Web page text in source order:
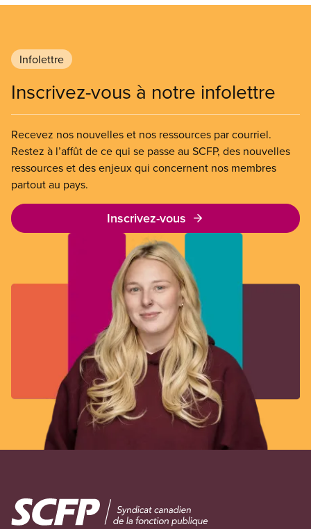
Infolettre
Inscrivez-vous à notre infolettre
Recevez nos nouvelles et nos ressources par courriel.
Restez à l’affût de ce qui se passe au SCFP, des nouvelles
ressources et des enjeux qui concernent nos membres
partout au pays.
Inscrivez-vous
Image